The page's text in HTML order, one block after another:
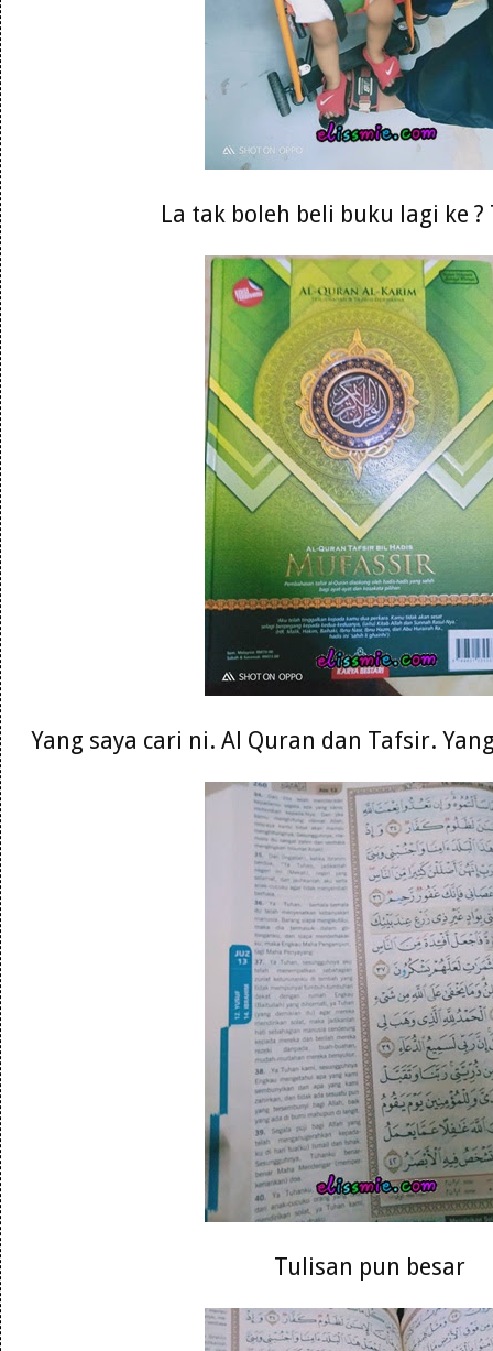
La tak boleh beli buku lagi ke ?
Yang saya cari ni. Al Quran dan Tafsir.
Tulisan pun besar